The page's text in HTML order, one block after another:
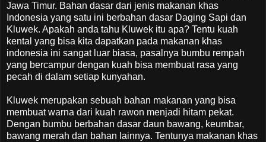
Jawa Timur. Bahan dasar dari jenis makanan khas
Indonesia yang satu ini berbahan dasar Daging Sapi dan
Kluwek. Apakah anda tahu Kluwek itu apa? Tentu kuah
kental yang bisa kita dapatkan pada makanan khas
indonesia ini sangat luar biasa, pasalnya bumbu rempah
yang bercampur dengan kuah bisa membuat rasa yang
pecah di dalam setiap kunyahan.
Kluwek merupakan sebuah bahan makanan yang bisa
membuat warna dari kuah rawon menjadi hitam pekat.
Dengan bumbu berbahan dasar daun bawang, keumbar,
bawang merah dan bahan lainnya. Tentunya makanan khas